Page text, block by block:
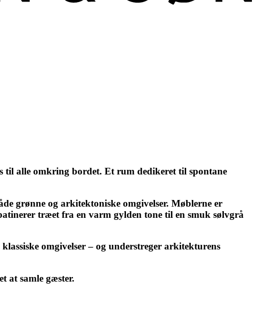
til alle omkring bordet. Et rum dedikeret til spontane
grønne og arkitektoniske omgivelser. Møblerne er
træet fra en varm gylden tone til en smuk sølvgrå
omgivelser – og understreger arkitekturens
at samle gæster.